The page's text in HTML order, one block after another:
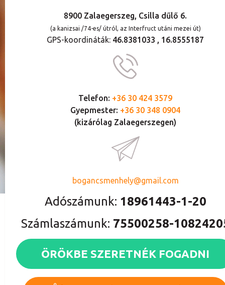
8900 Zalaegerszeg, Csilla dűlő 6.
(a kanizsai /74-es/ útról, az Interfruct utáni mezei út)
GPS-koordináták: 46.8381033 , 16.8555187
Telefon: +36 30 424 3579
Gyepmester: +36 30 348 0904
(kizárólag Zalaegerszegen)
bogancsmenhely@gmail.com
Adószámunk: 18961443-1-20
Számlaszámunk: 75500258-
ÖRÖKBE SZERETNÉK FOGADNI